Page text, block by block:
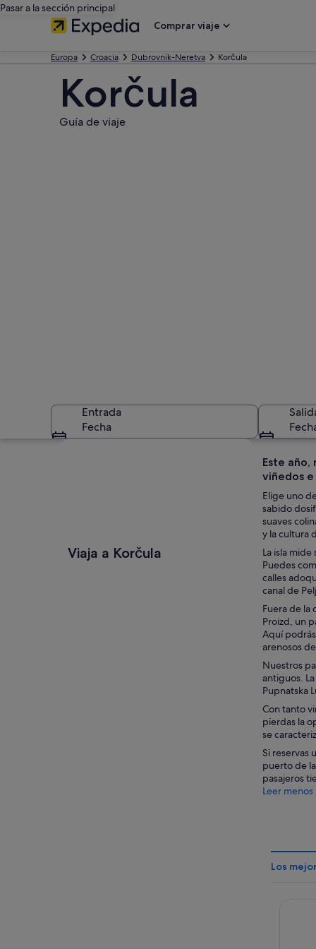
Pasar a la sección principal
Comprar viaje
Europa Croacia Dubrovnik-Neretva Korčula
Korčula
Guía de viaje
Un puerto
Entrada
Fecha
Viaja a Korčula
Este
viñedos e
Elige uno
sabido
suaves
y la cultura
La isla
Puedes
calles
canal de
Fuera de la
Proizd, un
Aquí
arenosos
Nuestros
antiguos.
Pupnatska
Con tanto
pierdas la
se
Si reservas
puerto de
pasajeros
Leer menos
Los